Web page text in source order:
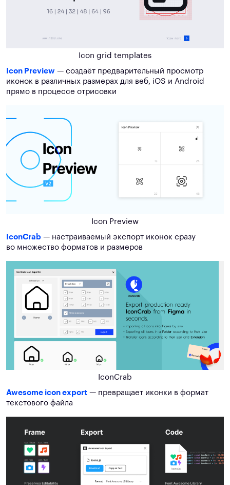
Icon grid templates
Icon Preview — создаёт предварительный просмотр
иконок в различных размерах для веб, iOS и Android
прямо в процессе отрисовки
Icon Preview
IconCrab — настраиваемый экспорт иконок сразу
во множество форматов и размеров
IconCrab
Awesome icon export — превращает иконки в формат
текстового файла